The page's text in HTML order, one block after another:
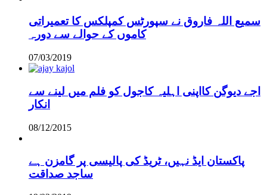
سمیع اللہ فاروق نے سپورٹس کمپلکس کا تعمیراتی
کاموں کے حوالے سے دورہ
07/03/2019
اجے دیوگن کااپنی اہلیہ کاجول کو فلم میں لینے سے
انکار
08/12/2015
پاکستان ایڈ نہیں، ٹریڈ کی پالیسی پر گامزن ہے
ساجد صداقت